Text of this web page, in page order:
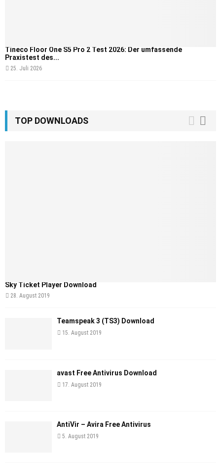
Tineco Floor One S5 Pro 2 Test 2026: Der umfassende
Praxistest des...
25. Juli 2026
TOP DOWNLOADS
Sky Ticket Player Download
28. August 2019
Teamspeak 3 (TS3) Download
15. August 2019
avast Free Antivirus Download
17. August 2019
AntiVir – Avira Free Antivirus
5. August 2019